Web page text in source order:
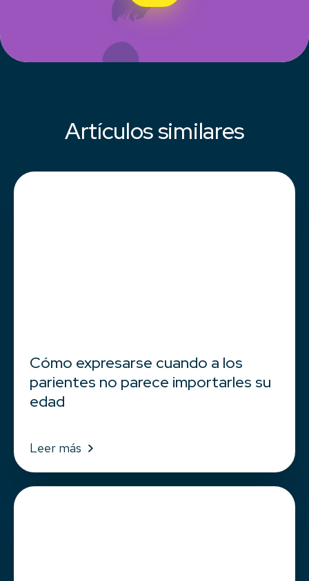
Artículos similares
Cómo expresarse cuando a los
parientes no parece importarles su
edad
Leer más